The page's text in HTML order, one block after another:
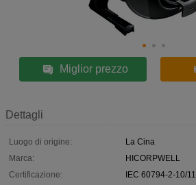
Miglior prezzo
Dettagli
Luogo di origine:
La Cina
Marca:
HICORPWELL
Certificazione:
IEC 60794-2-10/11